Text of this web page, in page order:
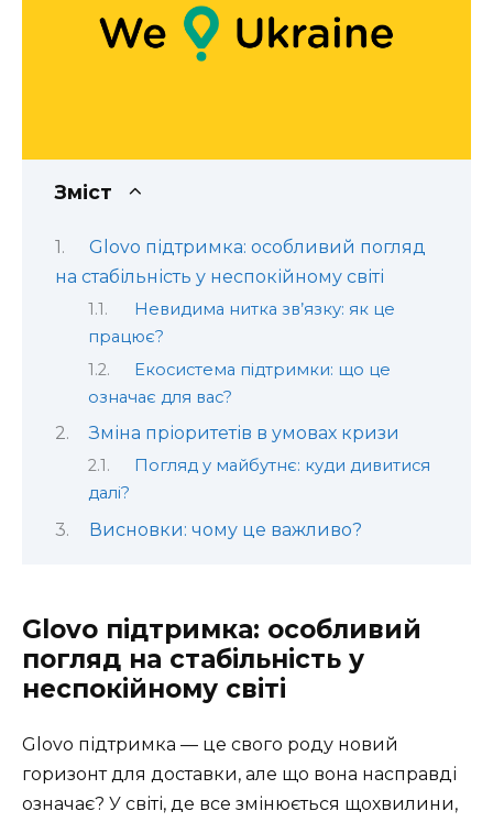
Зміст
Glovo підтримка: особливий погляд
на стабільність у неспокійному світі
Невидима нитка зв’язку: як це
працює?
Екосистема підтримки: що це
означає для вас?
Зміна пріоритетів в умовах кризи
Погляд у майбутнє: куди дивитися
далі?
Висновки: чому це важливо?
Glovo підтримка: особливий
погляд на стабільність у
неспокійному світі
Glovo підтримка — це свого роду новий
горизонт для доставки, але що вона насправді
означає? У світі, де все змінюється щохвилини,